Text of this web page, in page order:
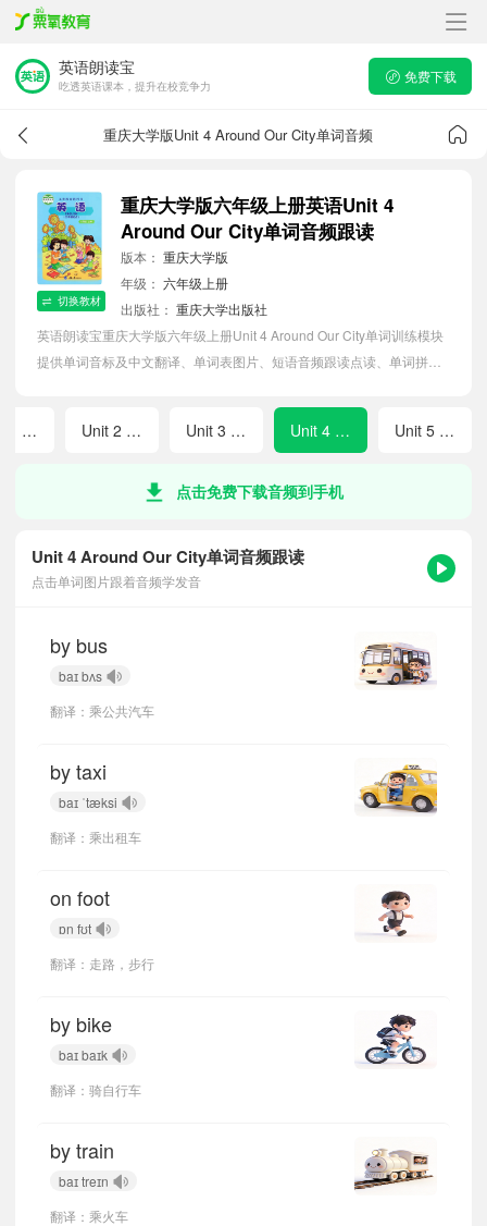
英语朗读宝
吃透英语课本，提升在校竞争力
免费下载
重庆大学版Unit 4 Around Our City单词音频
切换教材
重庆大学版六年级上册英语Unit 4
Around Our City单词音频跟读
版本： 重庆大学版
年级： 六年级上册
出版社： 重庆大学出版社
英语朗读宝重庆大学版六年级上册Unit 4 Around Our City单词训练模块
提供单词音标及中文翻译、单词表图片、短语音频跟读点读、单词拼写
Unit 1 Our Teachers Unit 2 Months of a Year Unit 3 Our Hobbies Unit 4 Around Our City Unit 5 Our Holiday Plans
点击免费下载音频到手机
Unit 4 Around Our City单词音频跟读
点击单词图片跟着音频学发音
by bus
baɪ bʌs
翻译：乘公共汽车
by taxi
baɪ ˈtæksi
翻译：乘出租车
on foot
ɒn fʊt
翻译：走路，步行
by bike
baɪ baɪk
翻译：骑自行车
by train
baɪ treɪn
翻译：乘火车